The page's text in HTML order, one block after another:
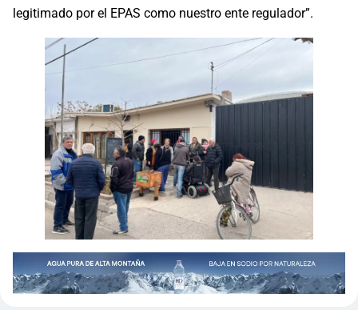
legitimado por el EPAS como nuestro ente regulador”.